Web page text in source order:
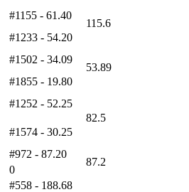
#1155 - 61.40
115.6
#1233 - 54.20
#1502 - 34.09
53.89
#1855 - 19.80
#1252 - 52.25
82.5
#1574 - 30.25
#972 - 87.20
87.2
0
#558 - 188.68